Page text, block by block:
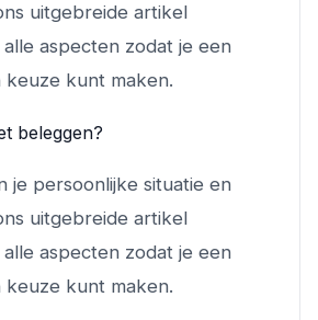
uitgebreide artikel
aspecten zodat je een
kunt maken.
beleggen?
je persoonlijke situatie en
uitgebreide artikel
aspecten zodat je een
kunt maken.